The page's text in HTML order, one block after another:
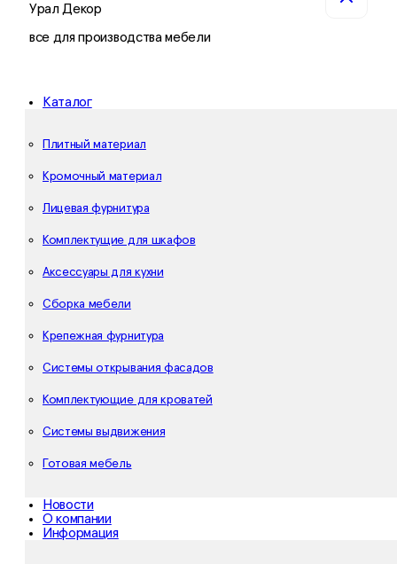
Урал Декор
все для производства мебели
Каталог
Плитный материал
Кромочный материал
Лицевая фурнитура
Комплектущие для шкафов
Аксессуары для кухни
Сборка мебели
Крепежная фурнитура
Системы открывания фасадов
Комплектующие для кроватей
Системы выдвижения
Готовая мебель
Новости
О компании
Информация